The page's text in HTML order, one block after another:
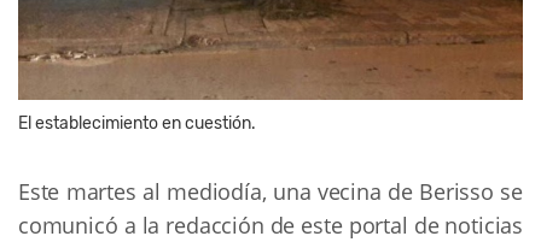
El establecimiento en cuestión.
Este martes al mediodía, una vecina de Berisso se
comunicó a la redacción de este portal de noticias